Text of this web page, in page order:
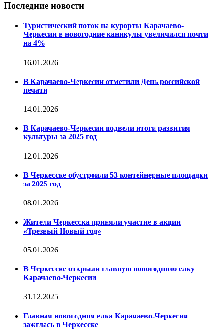
Последние новости
Туристический поток на курорты Карачаево-
Черкесии в новогодние каникулы увеличился почти
на 4%
16.01.2026
В Карачаево-Черкесии отметили День российской
печати
14.01.2026
В Карачаево-Черкесии подвели итоги развития
культуры за 2025 год
12.01.2026
В Черкесске обустроили 53 контейнерные площадки
за 2025 год
08.01.2026
Жители Черкесска приняли участие в акции
«Трезвый Новый год»
05.01.2026
В Черкесске открыли главную новогоднюю елку
Карачаево-Черкесии
31.12.2025
Главная новогодняя елка Карачаево-Черкесии
зажглась в Черкесске